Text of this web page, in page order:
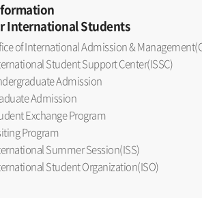
International Students
of International Admission &
Student Support Center(ISSC)
Admission
Admission
Exchange Program
Program
Summer Session(ISS)
Student Organization(ISO)